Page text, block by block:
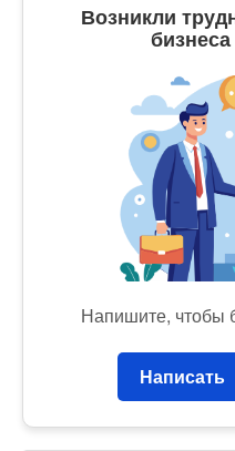
Возникли
Напишите, чтобы
Написать